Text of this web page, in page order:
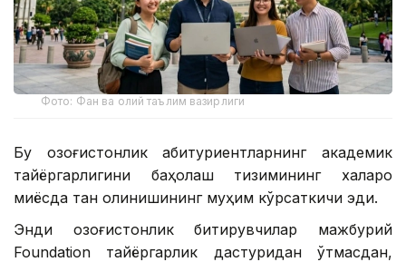
Фото: Фан ва олий таълим вазирлиги
Бу қозоғистонлик абитуриентларнинг академик
тайёргарлигини баҳолаш тизимининг халқаро
миқёсда тан олинишининг муҳим кўрсаткичи эди.
Энди қозоғистонлик битирувчилар мажбурий
Foundation тайёргарлик дастуридан ўтмасдан,